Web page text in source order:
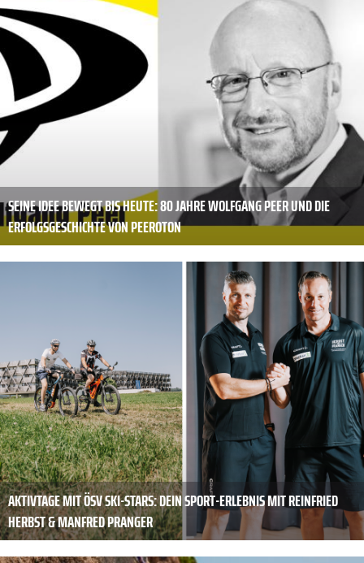
SEINE IDEE BEWEGT BIS HEUTE: 80 JAHRE WOLFGANG PEER UND DIE
ERFOLGSGESCHICHTE VON PEEROTON
AKTIVTAGE MIT ÖSV SKI-STARS: DEIN SPORT-ERLEBNIS MIT REINFRIED
HERBST & MANFRED PRANGER